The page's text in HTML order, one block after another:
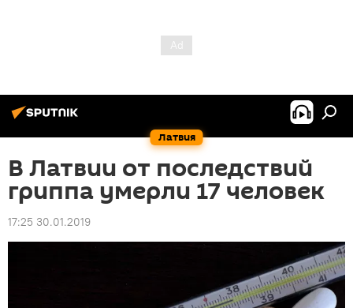
Латвия
В Латвии от последствий
гриппа умерли 17 человек
17:25 30.01.2019